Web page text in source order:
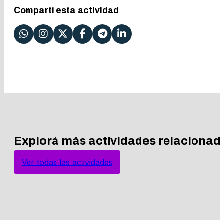
Compartí esta actividad
Explorá más actividades
Ver todas las actividades